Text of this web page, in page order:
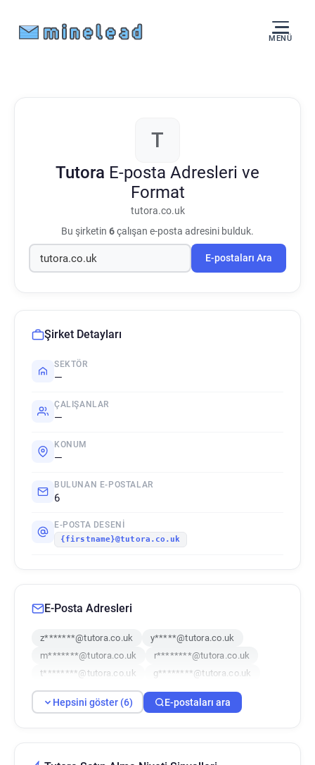
MENÜ
T
Tutora E-posta Adresleri ve
Format
tutora.co.uk
Bu şirketin 6çalışan e-posta adresini bulduk.
E-postaları Ara
Şirket Detayları
SEKTÖR
—
ÇALIŞANLAR
—
KONUM
—
BULUNAN E-POSTALAR
6
E-POSTA DESENI
{firstname}@tutora.co.uk
E-Posta Adresleri
z*******@tutora.co.uk
y*****@tutora.co.uk
m*******@tutora.co.uk
r********@tutora.co.uk
t********@tutora.co.uk
g********@tutora.co.uk
Hepsini göster (6) E-postaları ara